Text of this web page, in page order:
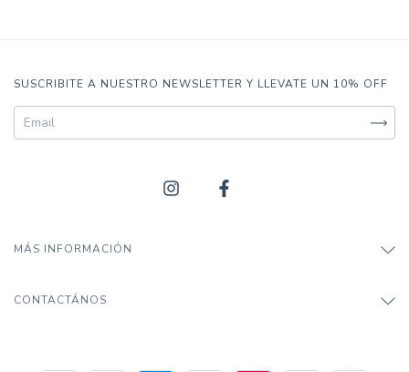
SUSCRIBITE A NUESTRO NEWSLETTER Y LLEVATE UN 10% OFF
MÁS INFORMACIÓN
CONTACTÁNOS